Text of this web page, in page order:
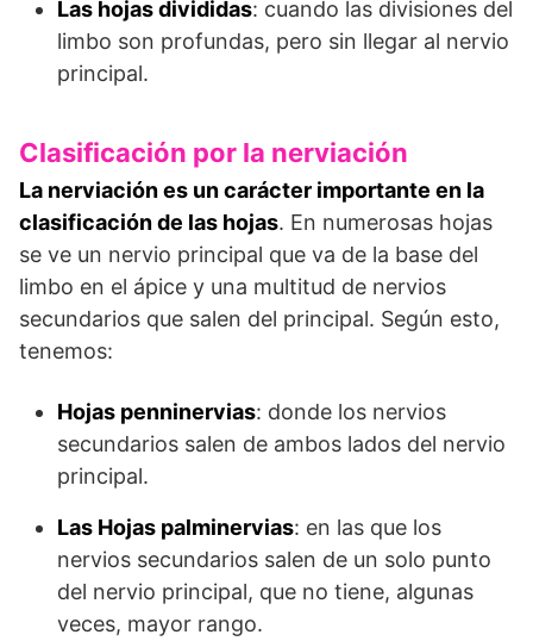
Las hojas divididas: cuando las divisiones del
limbo son profundas, pero sin llegar al nervio
principal.
Clasificación por la nerviación
La nerviación es un carácter importante en la
clasificación de las hojas. En numerosas hojas
se ve un nervio principal que va de la base del
limbo en el ápice y una multitud de nervios
secundarios que salen del principal. Según esto,
tenemos:
Hojas penninervias: donde los nervios
secundarios salen de ambos lados del nervio
principal.
Las Hojas palminervias: en las que los
nervios secundarios salen de un solo punto
del nervio principal, que no tiene, algunas
veces, mayor rango.